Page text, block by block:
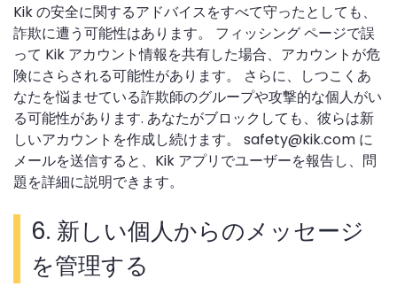
Kik の安全に関するアドバイスをすべて守ったとしても、
詐欺に遭う可能性はあります。 フィッシング ページで誤
って Kik アカウント情報を共有した場合、アカウントが危
険にさらされる可能性があります。 さらに、しつこくあ
なたを悩ませている詐欺師のグループや攻撃的な個人がい
る可能性があります. あなたがブロックしても、彼らは新
しいアカウントを作成し続けます。 safety@kik.com に
メールを送信すると、Kik アプリでユーザーを報告し、問
題を詳細に説明できます。
6. 新しい個人からのメッセージ
を管理する